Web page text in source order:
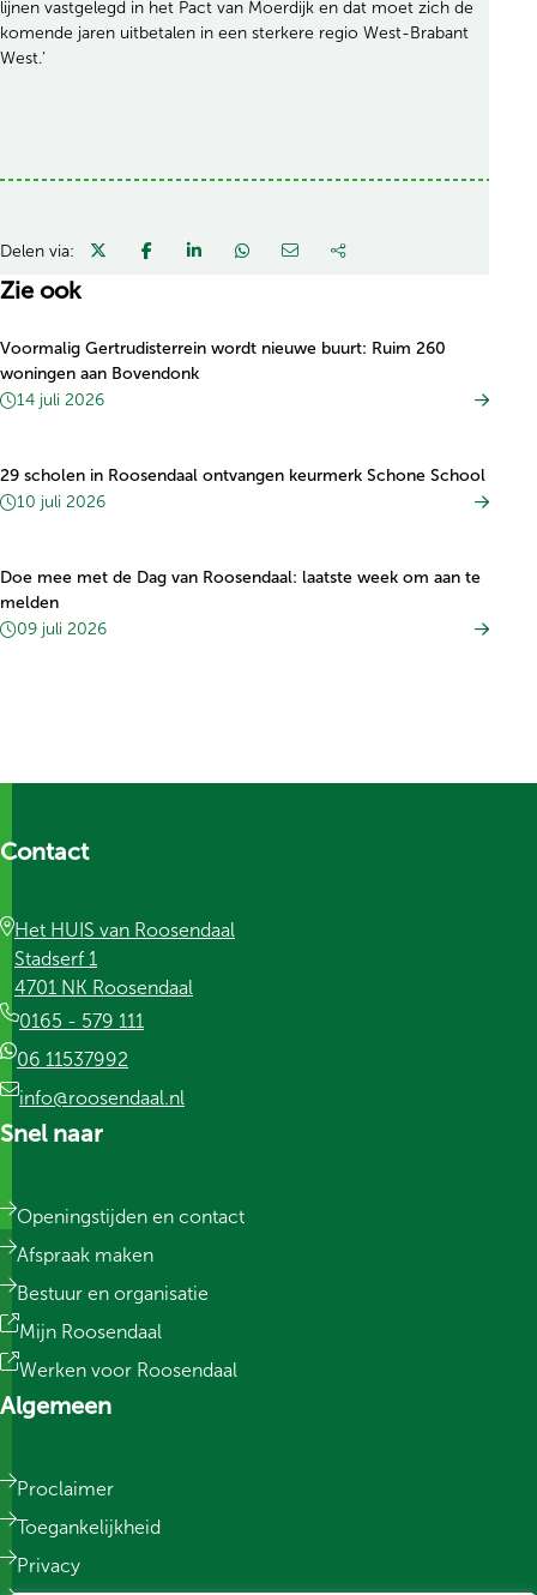
lijnen vastgelegd in het Pact van Moerdijk en dat moet zich de
komende jaren uitbetalen in een sterkere regio West-Brabant
West.’
Delen via:
Zie ook
Voormalig Gertrudisterrein wordt nieuwe buurt: Ruim 260
woningen aan Bovendonk
14 juli 2026
29 scholen in Roosendaal ontvangen keurmerk Schone School
10 juli 2026
Doe mee met de Dag van Roosendaal: laatste week om aan te
melden
09 juli 2026
Contact
Het HUIS van Roosendaal
Stadserf 1
4701 NK Roosendaal
0165 - 579 111
06 11537992
info@roosendaal.nl
Snel naar
Openingstijden en contact
Afspraak maken
Bestuur en organisatie
Mijn Roosendaal
Werken voor Roosendaal
Algemeen
Proclaimer
Toegankelijkheid
Privacy